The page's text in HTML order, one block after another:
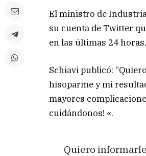
El ministro de
su cuenta de Twitter
en las últimas 24
Schiavi publicó:
hisoparme y mi
mayores
cuidándonos! «.
Quiero